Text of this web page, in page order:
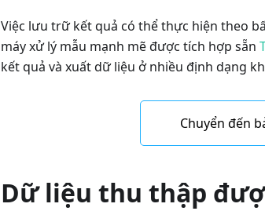
Việc lưu trữ kết quả có thể thực hiện theo
máy xử lý mẫu mạnh mẽ được tích hợp sẵn
kết quả và xuất dữ liệu ở nhiều định dạng
Chuyển đến
Dữ liệu thu thập